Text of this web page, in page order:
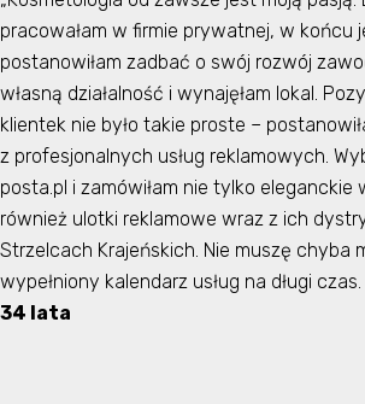
pracowałam w firmie prywatnej, w końcu
postanowiłam zadbać o swój rozwój
własną działalność i wynajęłam lokal.
klientek nie było takie proste –
z profesjonalnych usług reklamowych.
posta.pl i zamówiłam nie tylko eleganckie
również ulotki reklamowe wraz z ich
Strzelcach Krajeńskich. Nie muszę chyba
wypełniony kalendarz usług na długi
34 lata